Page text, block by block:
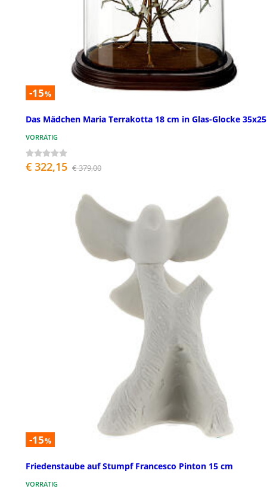
-15%
Das Mädchen Maria Terrakotta 18 cm in Glas-Glocke
VORRÄTIG
€ 322,15 € 379,00
-15%
Friedenstaube auf Stumpf Francesco Pinton 15 cm
VORRÄTIG